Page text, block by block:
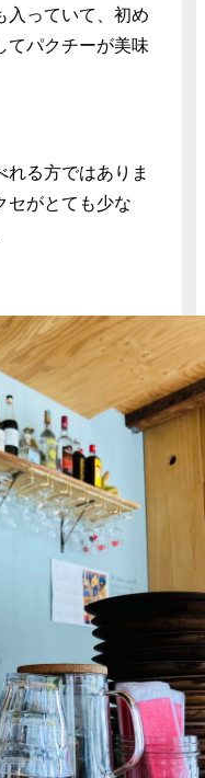
入っていて、初め
てパクチーが美味
れる方ではありま
セがとても少な